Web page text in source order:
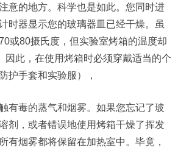
意的地方。科学也是如此。您同时进
时器显示您的玻璃器皿已经干燥。虽
或80摄氏度，但实验室烤箱的温度却
因此，在使用烤箱时必须穿戴适当的个
护手套和实验服），
有毒的蒸气和烟雾。如果您忘记了玻
剂，或者错误地使用烤箱干燥了挥发
有烟雾都将保留在加热室中。毕竟，